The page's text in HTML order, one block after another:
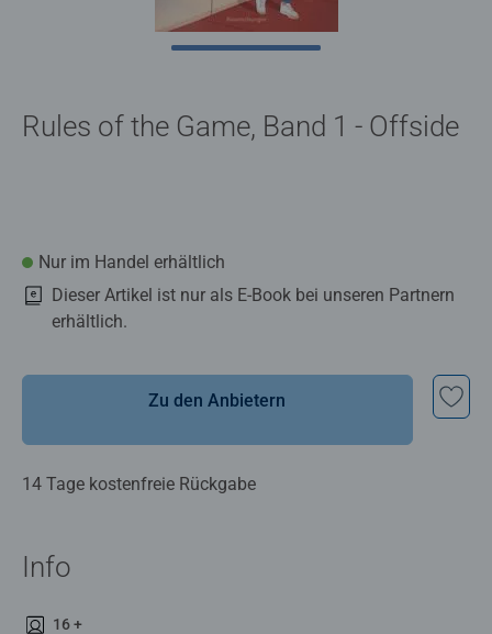
Rules of the Game, Band 1 - Offside
Nur im Handel erhältlich
Dieser Artikel ist nur als E-Book bei unseren Partnern
erhältlich.
Zu den Anbietern
14 Tage kostenfreie Rückgabe
Info
16 +